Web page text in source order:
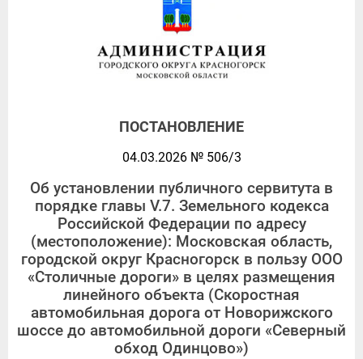
ПОСТАНОВЛЕНИЕ
04.03.2026 № 506/3
Об установлении публичного сервитута в
порядке главы V.7. Земельного кодекса
Российской Федерации по адресу
(местоположение): Московская область,
городской округ Красногорск в пользу ООО
«Столичные дороги» в целях размещения
линейного объекта (Скоростная
автомобильная дорога от Новорижского
шоссе до автомобильной дороги «Северный
обход Одинцово»)